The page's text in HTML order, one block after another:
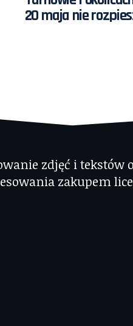
20 maja nie
zdjęć i tekstów
zakupem